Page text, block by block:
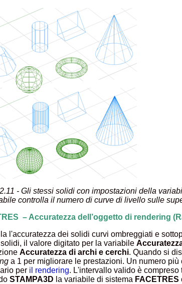
- Gli stessi solidi con impostazioni della
controlla il numero di curve di livello sulle
– Accuratezza dell’oggetto di rendering
l'accuratezza dei solidi curvi ombreggiati e
il valore digitato per la variabile
Accuratezza di archi e cerchi. Quando si
a 1 per migliorare le prestazioni. Un numero
per il rendering. L'intervallo valido è
STAMPA3D la variabile di sistema FACETRES